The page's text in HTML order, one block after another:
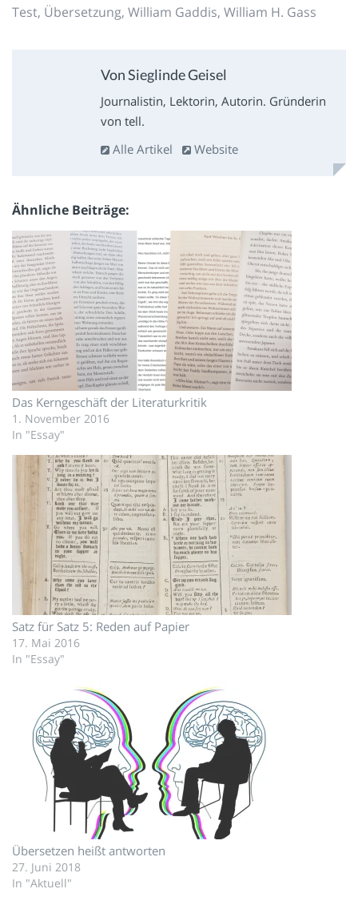
Test, Übersetzung, William Gaddis, William H. Gass
Von Sieglinde Geisel
Journalistin, Lektorin, Autorin. Gründerin
von tell.
Alle Artikel
Website
Ähnliche Beiträge
Das Kerngeschäft der Literaturkritik
1. November 2016
In "Essay"
Satz für Satz 5: Reden auf Papier
17. Mai 2016
In "Essay"
Übersetzen heißt antworten
27. Juni 2018
In "Aktuell"